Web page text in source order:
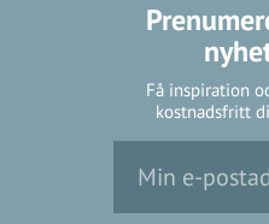
Få inspiration
kostnadsfritt